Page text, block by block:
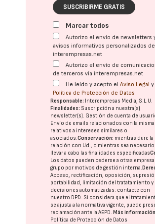
SUSCRIBIRME GRATIS
Marcar todos
Autorizo el envío de newsletters
avisos informativos personalizados de
interempresas.net
Autorizo el envío de
de terceros vía interempresas.net
He leído y acepto elAviso Legal y
Política de Protección de Datos
Responsable: Interempresas Media, S.L.U.
Finalidades: Suscripción a nuestra(s)
newsletter(s). Gestión de cuenta de
Envío de emails relacionados con la misma
relativos a intereses similares o
asociados.Conservación: mientras dure la
relación con Ud., o mientras sea necesario
llevar a cabo las finalidades especificadas
Los datos pueden cederse a otras
grupo por motivos de gestión interna.
Acceso, rectificación, oposición,
portabilidad, limitación del tratatamiento y
decisiones automatizadas: contacte con
nuestro DPD. Si considera que el
se ajusta a la normativa vigente, puede
reclamación ante laAEPD. Más
Política de Protección de Datos